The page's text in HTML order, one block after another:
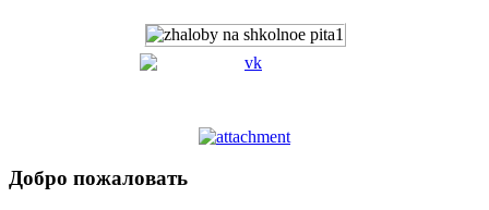
Добро пожаловать